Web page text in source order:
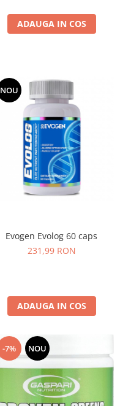
ADAUGA IN COS
NOU
Evogen Evolog 60 caps
231,99 RON
ADAUGA IN COS
-7% NOU